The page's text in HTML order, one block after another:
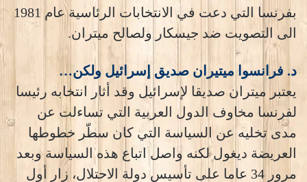
بفرنسا التي دعت في الانتخابات الرئاسية عام 1981
الى التصويت ضد جيسكار ولصالح ميتران.
د. فرانسوا ميتيران صديق إسرائيل ولكن…
يعتبر ميتران صديقا لإسرائيل وقد أثار انتخابه رئيسا
لفرنسا مخاوف الدول العربية التي تساءلت عن
مدى تخليه عن السياسة التي كان سطّر خطوطها
العريضة ديغول لكنه واصل اتباع هذه السياسة وبعد
مرور 34 عاما على تأسيس دولة الاحتلال، زار أول